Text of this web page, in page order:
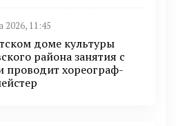
2026, 11:45
доме культуры
района занятия с
проводит хореограф-